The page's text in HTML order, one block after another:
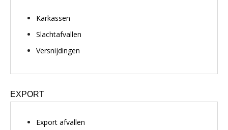
Karkassen
Slachtafvallen
Versnijdingen
EXPORT
Export afvallen